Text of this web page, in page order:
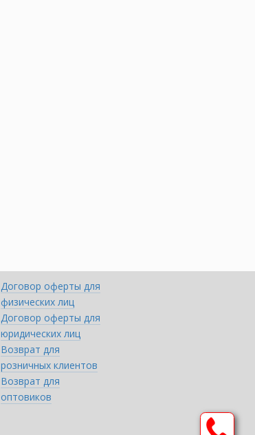
Договор оферты для
физических лиц
Договор оферты для
юридических лиц
Возврат для
розничных клиентов
Возврат для
оптовиков